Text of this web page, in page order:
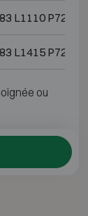
L1110 P725
L1415 P725
ou